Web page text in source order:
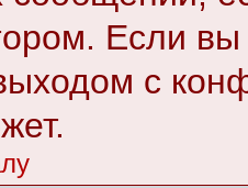
Если
с